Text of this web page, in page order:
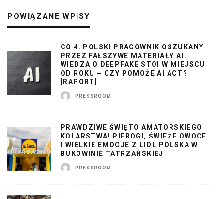
POWIĄZANE WPISY
CO 4. POLSKI PRACOWNIK OSZUKANY
PRZEZ FAŁSZYWE MATERIAŁY AI.
WIEDZA O DEEPFAKE STOI W MIEJSCU
OD ROKU – CZY POMOŻE AI ACT?
[RAPORT]
PRESSROOM
PRAWDZIWE ŚWIĘTO AMATORSKIEGO
KOLARSTWA! PIEROGI, ŚWIEŻE OWOCE
I WIELKIE EMOCJE Z LIDL POLSKA W
BUKOWINIE TATRZAŃSKIEJ
PRESSROOM